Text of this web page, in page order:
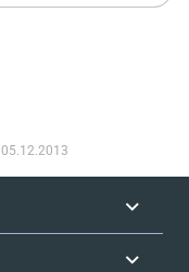
05.12.2013